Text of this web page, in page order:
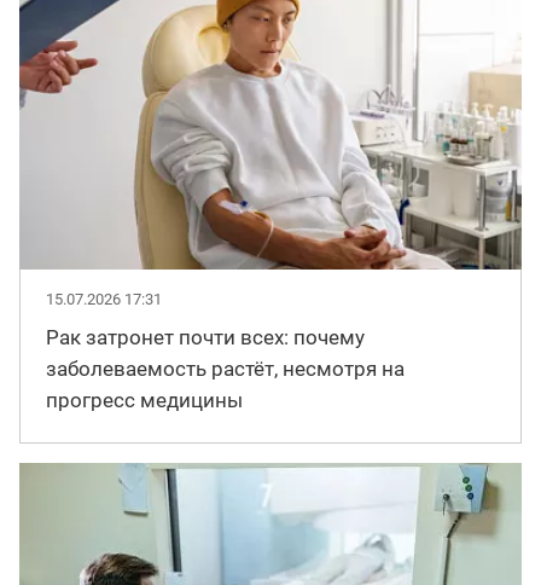
15.07.2026 17:31
Рак затронет почти всех: почему
заболеваемость растёт, несмотря на
прогресс медицины